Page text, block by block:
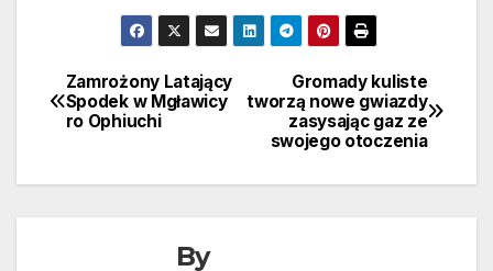
Nawigacja
wpisu
Gromady kuliste
tworzą nowe gwiazdy
zasysając gaz ze
swojego otoczenia
Zamrożony Latający
Spodek w Mgławicy
ro Ophiuchi
By